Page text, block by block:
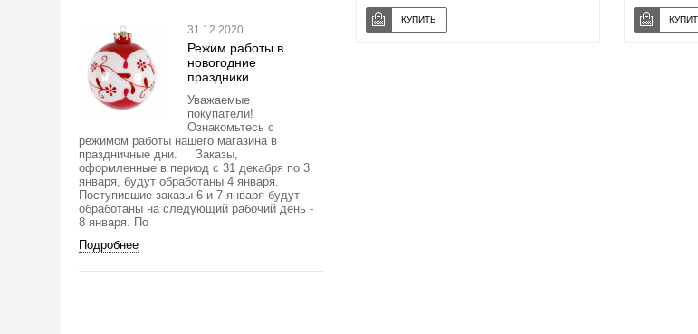
31.12.2020
Режим работы в
новогодние
праздники
Уважаемые
покупатели!
Ознакомьтесь с
режимом работы нашего магазина в
праздничные дни. Заказы,
оформленные в период с 31 декабря по 3
января, будут обработаны 4 января.
Поступившие заказы 6 и 7 января будут
обработаны на следующий рабочий день -
8 января. По
Подробнее